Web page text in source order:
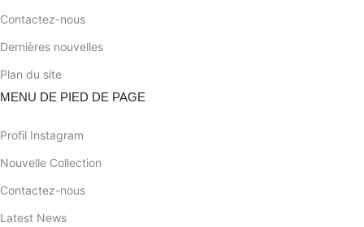
Contactez-nous
Dernières nouvelles
Plan du site
MENU DE PIED DE PAGE
Profil Instagram
Nouvelle Collection
Contactez-nous
Latest News